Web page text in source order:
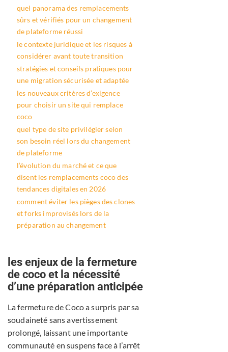
quel panorama des remplacements
sûrs et vérifiés pour un changement
de plateforme réussi
le contexte juridique et les risques à
considérer avant toute transition
stratégies et conseils pratiques pour
une migration sécurisée et adaptée
les nouveaux critères d’exigence
pour choisir un site qui remplace
coco
quel type de site privilégier selon
son besoin réel lors du changement
de plateforme
l’évolution du marché et ce que
disent les remplacements coco des
tendances digitales en 2026
comment éviter les pièges des clones
et forks improvisés lors de la
préparation au changement
les enjeux de la fermeture
de coco et la nécessité
d’une préparation anticipée
La fermeture de Coco a surpris par sa
soudaineté sans avertissement
prolongé, laissant une importante
communauté en suspens face à l’arrêt